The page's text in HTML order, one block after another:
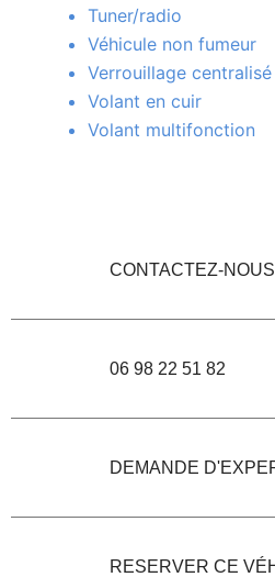
Tuner/radio
Véhicule non fumeur
Verrouillage
Volant en cuir
Volant multifonction
CONTACTEZ-
06 98 22 51 82
DEMANDE
RESERVER CE